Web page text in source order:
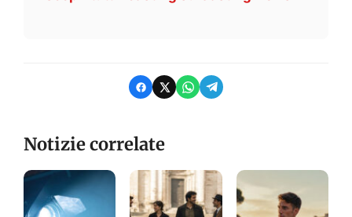
Notizie correlate